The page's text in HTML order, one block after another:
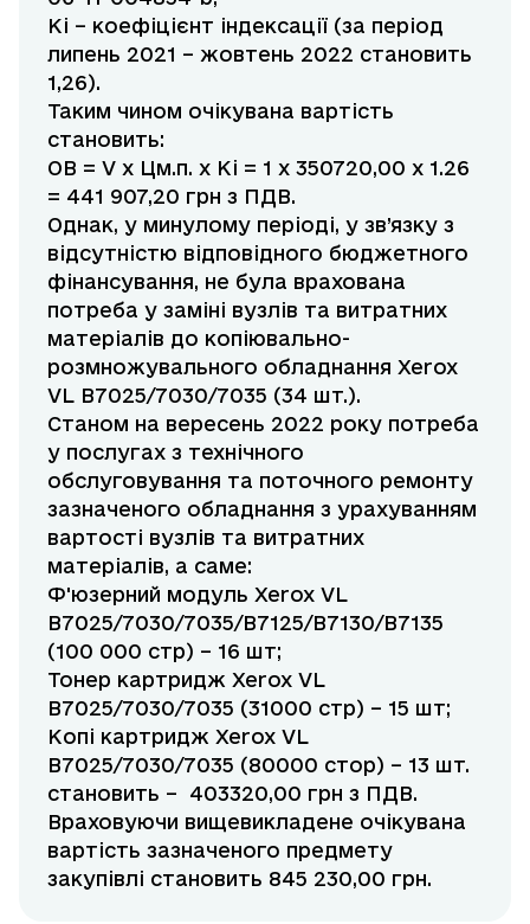
Кі – коефіцієнт індексації (за період
липень 2021 – жовтень 2022 становить
1,26).
Таким чином очікувана вартість
становить:
ОВ = V х Цм.п. х Кі = 1 х 350720,00 х 1.26
= 441 907,20 грн з ПДВ.
Однак, у минулому періоді, у зв’язку з
відсутністю відповідного бюджетного
фінансування, не була врахована
потреба у заміні вузлів та витратних
матеріалів до копіювально-
розмножувального обладнання Xerox
VL B7025/7030/7035 (34 шт.).
Станом на вересень 2022 року потреба
у послугах з технічного
обслуговування та поточного ремонту
зазначеного обладнання з урахуванням
вартості вузлів та витратних
матеріалів, а саме:
Ф'юзерний модуль Xerox VL
B7025/7030/7035/B7125/B7130/B7135
(100 000 стр) – 16 шт;
Тонер картридж Xerox VL
B7025/7030/7035 (31000 стр) – 15 шт;
Копі картридж Xerox VL
B7025/7030/7035 (80000 стор) – 13 шт.
становить – 403320,00 грн з ПДВ.
Враховуючи вищевикладене очікувана
вартість зазначеного предмету
закупівлі становить 845 230,00 грн.